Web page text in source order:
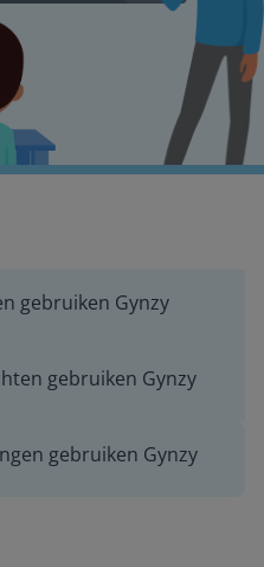
gebruiken Gynzy
gebruiken Gynzy
gebruiken Gynzy